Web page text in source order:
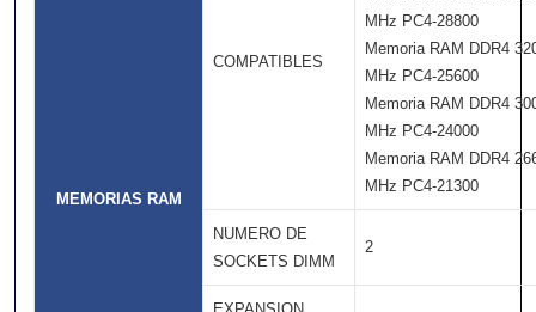
MEMORIAS RAM
COMPATIBLES
MHz PC4-28800
Memoria RAM DDR4
MHz PC4-25600
Memoria RAM DDR4
MHz PC4-24000
Memoria RAM DDR4
MHz PC4-21300
NUMERO DE
SOCKETS DIMM
2